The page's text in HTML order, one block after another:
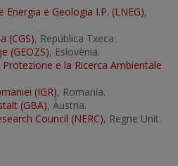
e Geologia I.P. (LNEG),
(CGS), República Txeca.
(GEOZS), Eslovènia.
e la Ricerca Ambientale
(IGR), Romania.
(GBA), Àustria.
Council (NERC), Regne Unit.